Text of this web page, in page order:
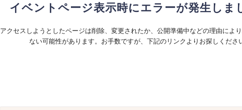
イベントページ表示時にエラーが発生しま
アクセスしようとしたページは削除、変更されたか、公開準備中などの理由によ
ない可能性があります。お手数ですが、下記のリンクよりお探しくださ